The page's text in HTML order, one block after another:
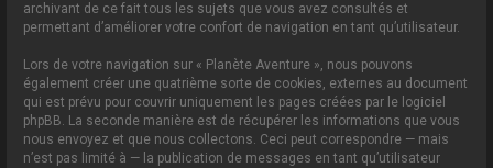
archivant de ce fait tous les sujets que vous avez consultés et
permettant d’améliorer votre confort de navigation en tant qu’utilisateur.
Lors de votre navigation sur « Planète Aventure », nous pouvons
également créer une quatrième sorte de cookies, externes au document
qui est prévu pour couvrir uniquement les pages créées par le logiciel
phpBB. La seconde manière est de récupérer les informations que vous
nous envoyez et que nous collectons. Ceci peut correspondre — mais
n’est pas limité à — la publication de messages en tant qu’utilisateur